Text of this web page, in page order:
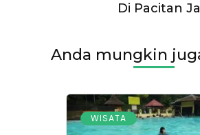
Di Pacitan
Anda mungkin
WISATA